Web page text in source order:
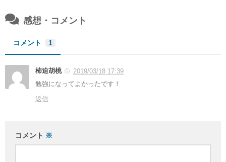
感想・コメント
コメント 1
柿迫胡桃
2019/03/18 17:39
勉強になってよかったです！
返信
コメント ※